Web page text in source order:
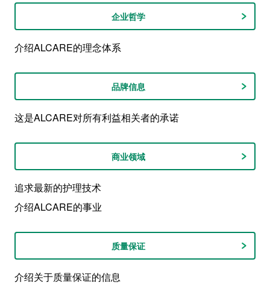
企业哲学
介绍ALCARE的理念体系
品牌信息
这是ALCARE对所有利益相关者的承诺
商业领域
追求最新的护理技术
介绍ALCARE的事业
质量保证
介绍关于质量保证的信息